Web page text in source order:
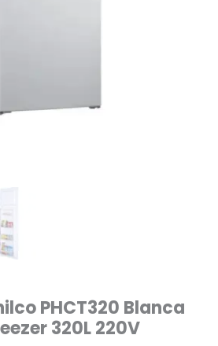
PHCT320 Blanca
320L 220V